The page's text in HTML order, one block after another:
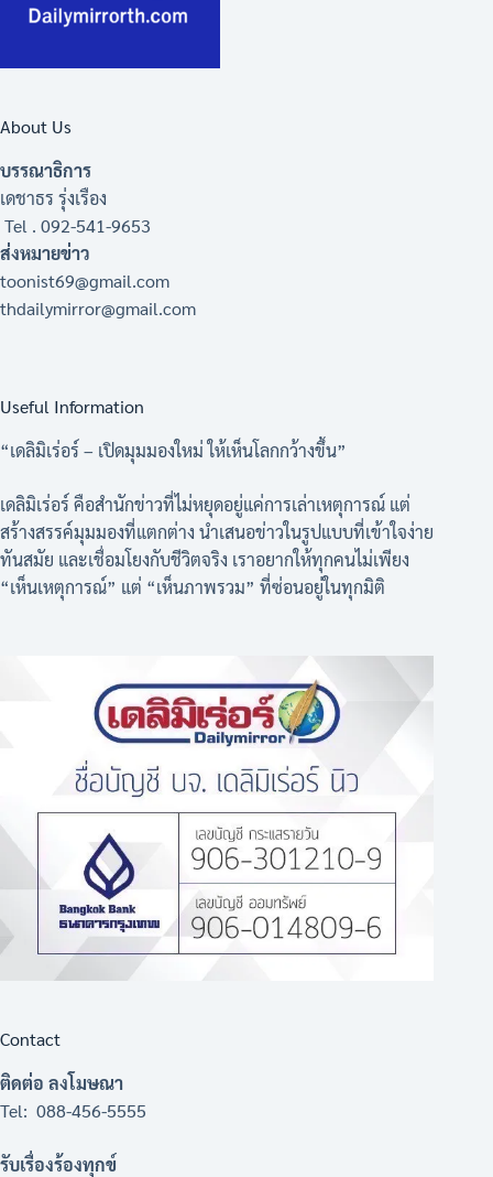
About Us
บรรณาธิการ
เดชาธร รุ่งเรือง
Tel . 092-541-9653
ส่งหมายข่าว
toonist69@gmail.com
thdailymirror@gmail.com
Useful Information
“เดลิมิเร่อร์ – เปิดมุมมองใหม่ ให้เห็นโลกกว้างขึ้น”
เดลิมิเร่อร์ คือสำนักข่าวที่ไม่หยุดอยู่แค่การเล่าเหตุการณ์ แต่
สร้างสรรค์มุมมองที่แตกต่าง นำเสนอข่าวในรูปแบบที่เข้าใจง่าย
ทันสมัย และเชื่อมโยงกับชีวิตจริง เราอยากให้ทุกคนไม่เพียง
“เห็นเหตุการณ์” แต่ “เห็นภาพรวม” ที่ซ่อนอยู่ในทุกมิติ
Contact
ติดต่อ ลงโมษณา
Tel: 088-456-5555
รับเรื่องร้องทุกข์